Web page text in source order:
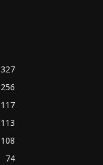
327
256
117
113
108
74